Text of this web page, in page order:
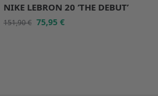
NIKE LEBRON 20 ‘THE DEBUT’
151,90€ 75,95€